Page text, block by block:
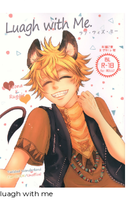
luagh with me